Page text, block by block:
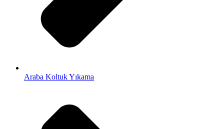
Araba Koltuk Yıkama